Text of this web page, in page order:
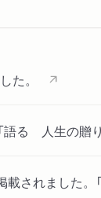
た。
る 人生の贈り
載されました